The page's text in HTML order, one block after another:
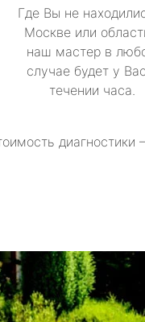
Где Вы не
Москве или
наш мастер в
случае будет у
течении часа.
диагностики